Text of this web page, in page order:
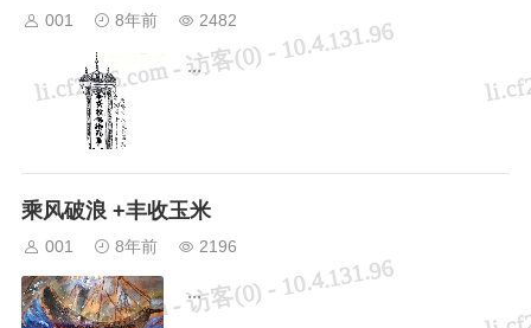
001 8年前 2482
...
乘风破浪 +丰收玉米
001 8年前 2196
...